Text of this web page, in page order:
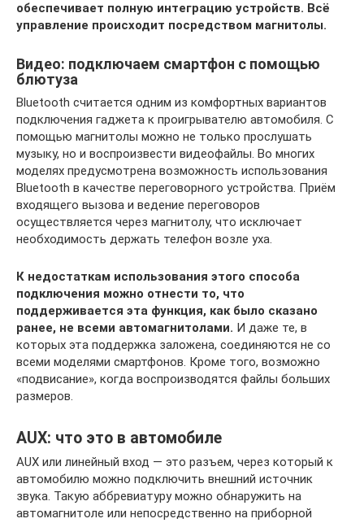
обеспечивает полную интеграцию устройств. Всё
управление происходит посредством магнитолы.
Видео: подключаем смартфон с помощью
блютуза
Bluetooth считается одним из комфортных вариантов
подключения гаджета к проигрывателю автомобиля. С
помощью магнитолы можно не только прослушать
музыку, но и воспроизвести видеофайлы. Во многих
моделях предусмотрена возможность использования
Bluetooth в качестве переговорного устройства. Приём
входящего вызова и ведение переговоров
осуществляется через магнитолу, что исключает
необходимость держать телефон возле уха.
К недостаткам использования этого способа
подключения можно отнести то, что
поддерживается эта функция, как было сказано
ранее, не всеми автомагнитолами. И даже те, в
которых эта поддержка заложена, соединяются не со
всеми моделями смартфонов. Кроме того, возможно
«подвисание», когда воспроизводятся файлы больших
размеров.
AUX: что это в автомобиле
AUX или линейный вход — это разъем, через который к
автомобилю можно подключить внешний источник
звука. Такую аббревиатуру можно обнаружить на
автомагнитоле или непосредственно на приборной